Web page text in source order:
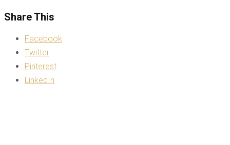
Share This
Facebook
Twitter
Pinterest
LinkedIn